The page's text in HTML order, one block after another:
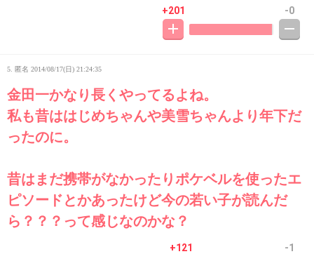
+201 -0
5. 匿名 2014/08/17(日) 21:24:35
金田一かなり長くやってるよね。
私も昔ははじめちゃんや美雪ちゃんより年下だ
ったのに。
昔はまだ携帯がなかったりポケベルを使ったエ
ピソードとかあったけど今の若い子が読んだ
ら？？？って感じなのかな？
+121 -1